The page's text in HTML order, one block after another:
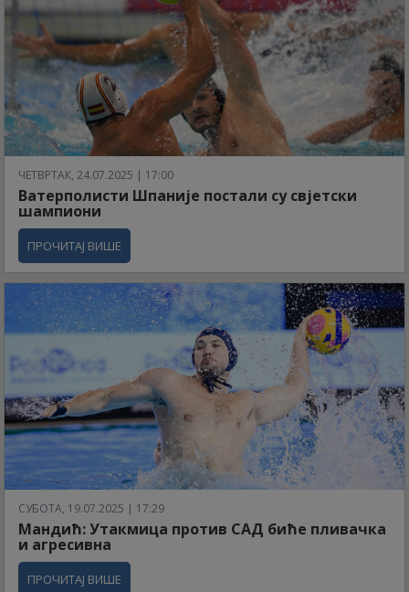
ЧЕТВРТАК, 24.07.2025 | 17:00
Ватерполисти Шпаније постали су свјетски
шампиони
ПРОЧИТАЈ ВИШЕ
СУБОТА, 19.07.2025 | 17:29
Мандић: Утакмица против САД биће пливачка
и агресивна
ПРОЧИТАЈ ВИШЕ